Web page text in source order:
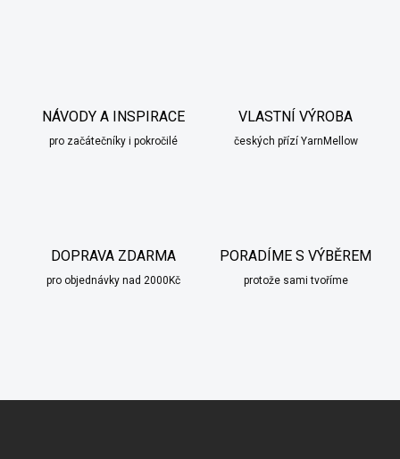
NÁVODY A INSPIRACE
pro začátečníky i pokročilé
VLASTNÍ VÝROBA
českých přízí YarnMellow
DOPRAVA ZDARMA
pro objednávky nad 2000Kč
PORADÍME S VÝBĚREM
protože sami tvoříme